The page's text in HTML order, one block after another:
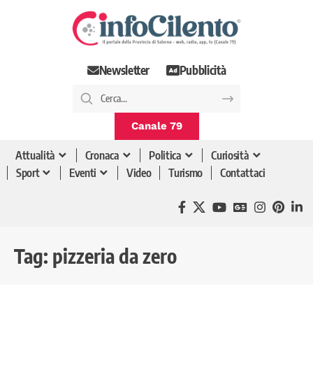
Newsletter Pubblicità
Canale 79
Attualità Cronaca Politica
Curiosità
Sport
Eventi Video Turismo Contattaci
Tag: pizzeria da zero